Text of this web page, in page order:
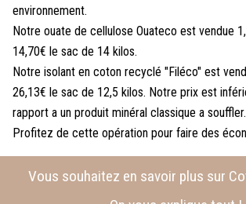
environnement.
Notre ouate de cellulose Ouateco est vendue
14,70€ le sac de 14 kilos.
Notre isolant en coton recyclé "Filéco" est
26,13€ le sac de 12,5 kilos. Notre prix est
rapport a un produit minéral classique a souffler.
Profitez de cette opération pour faire des
Vous souhaitez en savoir plus sur